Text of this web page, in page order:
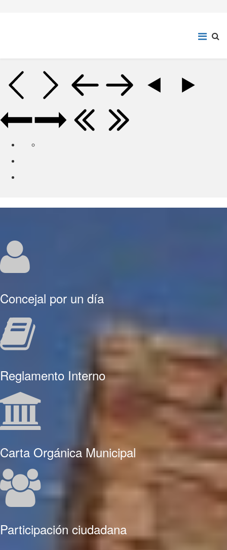
Concejal por un día
Reglamento Interno
Carta Orgánica Municipal
Participación ciudadana